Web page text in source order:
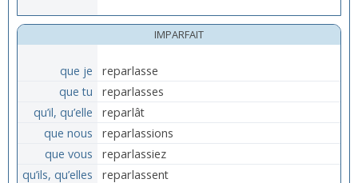
IMPARFAIT
que je
reparlasse
que tu
reparlasses
qu’il, qu’elle
reparlât
que nous
reparlassions
que vous
reparlassiez
qu’ils, qu’elles
reparlassent